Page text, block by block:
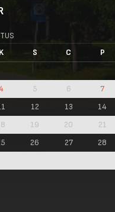
K S C P
5 6 7
12 13 14
19 20 21
26 27 28